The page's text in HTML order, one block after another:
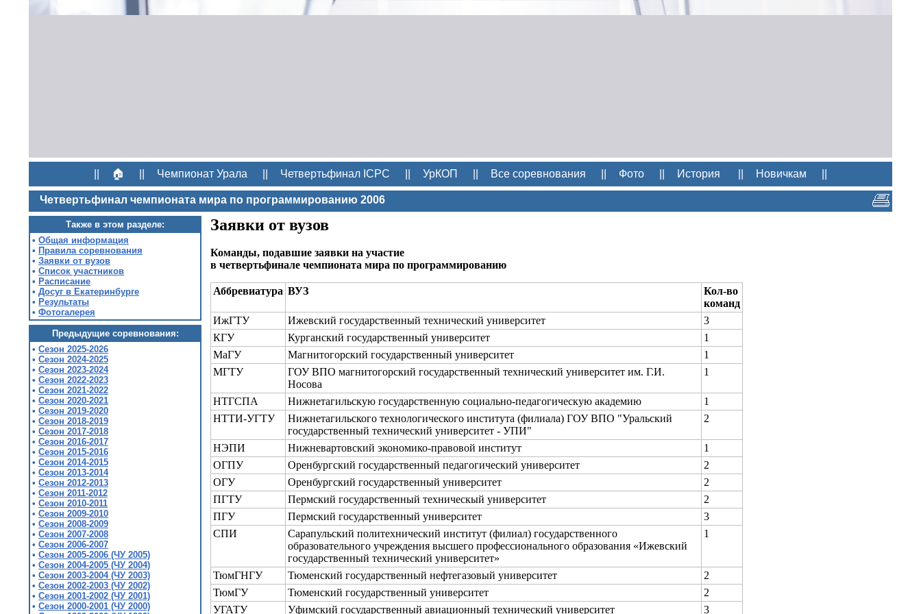
🏠 Чемпионат Урала Четвертьфинал ICPC УрКОП Все соревнования Фото История Новичкам
Четвертьфинал чемпионата мира по программированию 2006
Также в этом разделе:
• Общая информация
• Правила соревнования
• Заявки от вузов
• Список участников
• Расписание
• Досуг в Екатеринбурге
• Результаты
• Фотогалерея
Предыдущие соревнования:
• Сезон 2025-2026
• Сезон 2024-2025
• Сезон 2023-2024
• Сезон 2022-2023
• Сезон 2021-2022
• Сезон 2020-2021
• Сезон 2019-2020
• Сезон 2018-2019
• Сезон 2017-2018
• Сезон 2016-2017
• Сезон 2015-2016
• Сезон 2014-2015
• Сезон 2013-2014
• Сезон 2012-2013
• Сезон 2011-2012
• Сезон 2010-2011
• Сезон 2009-2010
• Сезон 2008-2009
• Сезон 2007-2008
• Сезон 2006-2007
• Сезон 2005-2006 (ЧУ 2005)
• Сезон 2004-2005 (ЧУ 2004)
• Сезон 2003-2004 (ЧУ 2003)
• Сезон 2002-2003 (ЧУ 2002)
• Сезон 2001-2002 (ЧУ 2001)
• Сезон 2000-2001 (ЧУ 2000)
Заявки от вузов
Команды, подавшие заявки на участие
в четвертьфинале чемпионата мира по программированию
Аббревиатура ВУЗ
Кол-во
команд
ИжГТУ
Ижевский государственный технический университет
3
КГУ
Курганский государственный университет
1
МаГУ
Магнитогорский государственный университет
1
МГТУ
ГОУ ВПО магнитогорский государственный технический университет им. Г.И.
Носова
1
НТГСПА Нижнетагильскую государственную социально-педагогическую академию
1
НТТИ-УГТУ
Нижнетагильского технологического института (филиала) ГОУ ВПО "Уральский
государственный технический университет - УПИ"
2
НЭПИ Нижневартовский экономико-правовой институт
1
ОГПУ
Оренбургский государственный педагогический университет
2
ОГУ
Оренбургский государственный университет
2
ПГТУ
Пермский государственный техническый университет
2
ПГУ
Пермский государственный университет
3
СПИ
Сарапульский политехнический институт (филиал) государственного
образовательного учреждения высшего профессионального образования «Ижевский
государственный технический университет»
1
ТюмГНГУ Тюменский государственный нефтегазовый университет
2
ТюмГУ
Тюменский государственный университет
2
УГАТУ
Уфимский государственный авиационный технический университет 3